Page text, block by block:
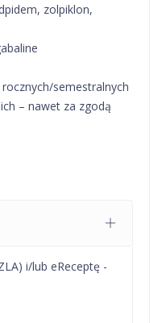
zolpiklon,
semestralnych
– nawet za zgodą
i/lub eReceptę -